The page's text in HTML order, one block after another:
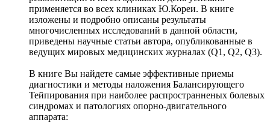
применяется во всех клиниках Ю.Кореи. В книге
изложены и подробно описаны результаты
многочисленных исследований в данной области,
приведены научные статьи автора, опубликованные в
ведущих мировых медицинских журналах (Q1, Q2, Q3).
В книге Вы найдете самые эффективные приемы
диагностики и методы наложения Балансирующего
Тейпирования при наиболее распространненых болевых
синдромах и патологиях опорно-двигательного
аппарата: